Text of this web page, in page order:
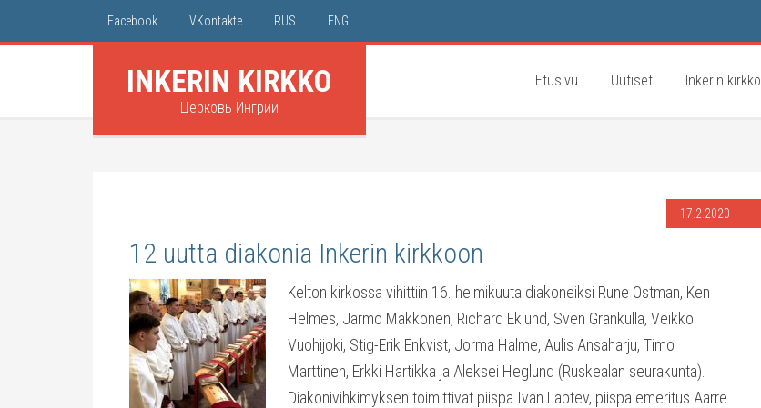
Facebook VKontakte RUS ENG
INKERIN KIRKKO
Церковь Ингрии
Etusivu Uutiset Inkerin kirkko
17.2.2020
12 uutta diakonia Inkerin kirkkoon
Kelton kirkossa vihittiin 16. helmikuuta diakoneiksi Rune Östman, Ken
Helmes, Jarmo Makkonen, Richard Eklund, Sven Grankulla, Veikko
Vuohijoki, Stig-Erik Enkvist, Jorma Halme, Aulis Ansaharju, Timo
Marttinen, Erkki Hartikka ja Aleksei Heglund (Ruskealan seurakunta).
Diakonivihkimyksen toimittivat piispa Ivan Laptev, piispa emeritus Aarre